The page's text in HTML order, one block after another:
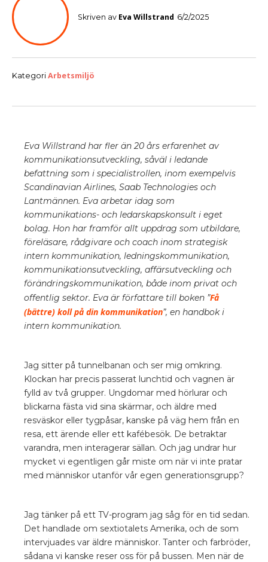
Skriven av Eva Willstrand 6/2/2025
Kategori Arbetsmiljö
‍Eva Willstrand har fler än 20 års erfarenhet av
kommunikationsutveckling, såväl i ledande
befattning som i specialistrollen, inom exempelvis
Scandinavian Airlines, Saab Technologies och
Lantmännen. Eva arbetar idag som
kommunikations- och ledarskapskonsult i eget
bolag. Hon har framför allt uppdrag som utbildare,
föreläsare, rådgivare och coach inom strategisk
intern kommunikation, ledningskommunikation,
kommunikationsutveckling, affärsutveckling och
förändringskommunikation, både inom privat och
offentlig sektor. Eva är författare till boken ”Få
(bättre) koll på din kommunikation”, en handbok i
intern kommunikation.
Jag sitter på tunnelbanan och ser mig omkring.
Klockan har precis passerat lunchtid och vagnen är
fylld av två grupper. Ungdomar med hörlurar och
blickarna fästa vid sina skärmar, och äldre med
resväskor eller tygpåsar, kanske på väg hem från en
resa, ett ärende eller ett kafébesök. De betraktar
varandra, men interagerar sällan. Och jag undrar hur
mycket vi egentligen går miste om när vi inte pratar
med människor utanför vår egen generationsgrupp?
Jag tänker på ett TV-program jag såg för en tid sedan.
Det handlade om sextiotalets Amerika, och de som
intervjuades var äldre människor. Tanter och farbröder,
sådana vi kanske reser oss för på bussen. Men när de